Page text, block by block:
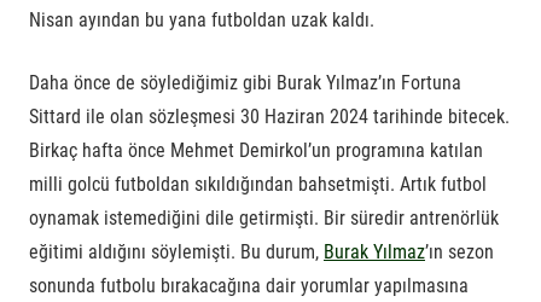
Nisan ayından bu yana futboldan uzak kaldı.
Daha önce de söylediğimiz gibi Burak Yılmaz’ın Fortuna
Sittard ile olan sözleşmesi 30 Haziran 2024 tarihinde bitecek.
Birkaç hafta önce Mehmet Demirkol’un programına katılan
milli golcü futboldan sıkıldığından bahsetmişti. Artık futbol
oynamak istemediğini dile getirmişti. Bir süredir antrenörlük
eğitimi aldığını söylemişti. Bu durum, Burak Yılmaz’ın sezon
sonunda futbolu bırakacağına dair yorumlar yapılmasına